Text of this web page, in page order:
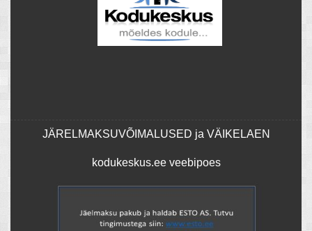
JÄRELMAKSUVÕIMALUSED ja VÄIKELAEN
kodukeskus.ee veebipoes